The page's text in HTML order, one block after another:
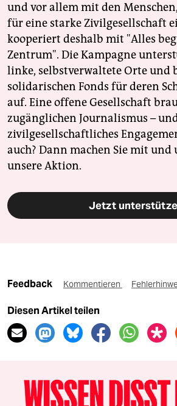
und vor allem mit den
für eine starke Zivilgesellschaft
kooperiert deshalb mit "Alles
Zentrum". Die Kampagne
linke, selbstverwaltete Orte und
solidarischen Fonds für deren
auf. Eine offene Gesellschaft
zugänglichen Journalismus –
zivilgesellschaftliches
auch? Dann machen Sie mit und
unsere Aktion.
Jetzt
Feedback Kommentieren
Diesen Artikel teilen